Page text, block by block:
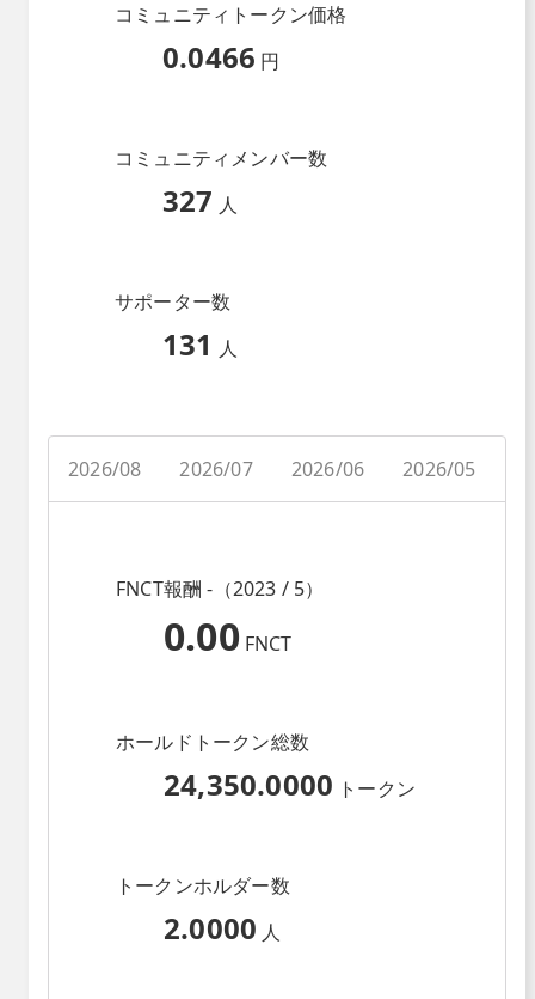
コミュニティトークン価格
0.0466 円
コミュニティメンバー数
327 人
サポーター数
131 人
2026/08 2026/07 2026/06 2026/05
FNCT報酬 -（2023 / 5）
0.00 FNCT
ホールドトークン総数
24,350.0000 トークン
トークンホルダー数
2.0000 人